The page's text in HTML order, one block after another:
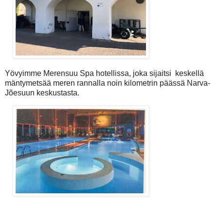
Yövyimme Merensuu Spa hotellissa, joka sijaitsi keskellä
mäntymetsää meren rannalla noin kilometrin päässä Narva-
Jõesuun keskustasta.